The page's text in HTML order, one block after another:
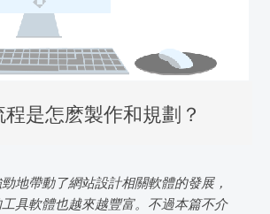
是怎麽製作和規劃？
地帶動了網站設計相關軟體的發展，
具軟體也越來越豐富。不過本篇不介